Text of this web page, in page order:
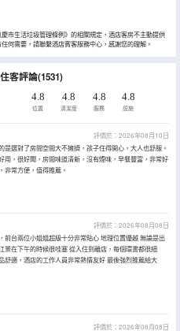
市生活垃圾管理條例》的相關規定，酒店客房不主動提供
何需要，請聯繫酒店賓客服務中心，感謝您的理解。
客評論(1531)
4.8
位置
4.8
清潔度
4.8
服務
4.8
設施
評價於：2026年08月10日
是選對了房間空間大不擁擠，孩子住得開心，大人也舒服。
用，很好聞，房間味道清新，沒有煙味，早餐豐富，非常好
非常方便，值得推薦。
評價於：2026年08月08日
前台兩位小姐姐超級十分非常貼心 地理位置優越 無論是出
景在下午的時候很哇塞 從入住到離店，每個環書都很細
舒適，酒店的工作人員非常熱情友好 最後強烈推薦給大
評價於：2026年08月08日